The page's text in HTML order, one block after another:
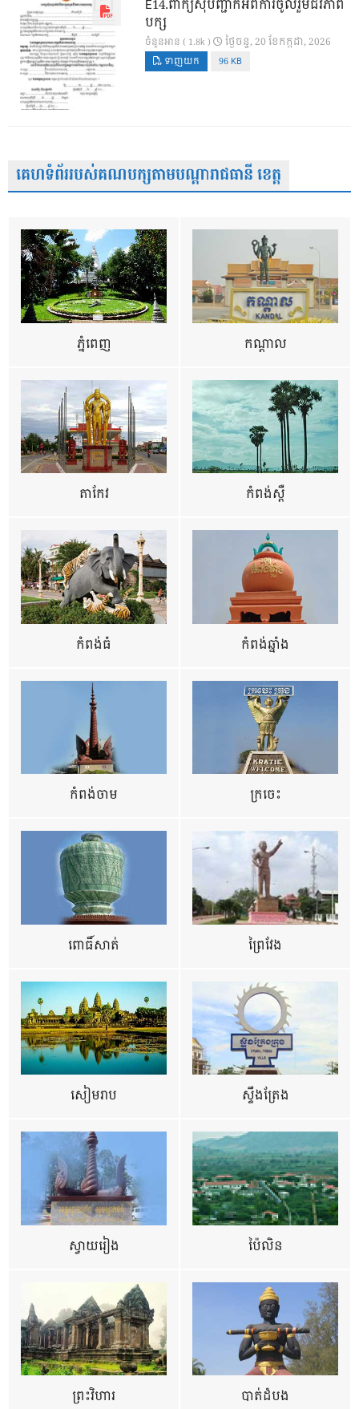
E14.ពាក្យសុំបញ្ជាក់អំពីការចូលរួមជីវភាព
បក្ស
ចំនួនអាន ( 1.8k ) ថ្ងៃ​ចន្ទ, 20 ខែ​កក្កដា, 2026
ទាញយក 96 KB
គេហទំព័ររបស់គណបក្សតាមបណ្តារាជធានី ខេត្ត
ភ្នំពេញ កណ្តាល
តាកែវ កំពង់ស្ពឺ
កំពង់ធំ កំពង់ឆ្នាំង
កំពង់ចាម ក្រចេះ
ពោធិ៍សាត់ ព្រៃវែង
សៀមរាប ស្ទឹងត្រែង
ស្វាយរៀង ប៉ៃលិន
ព្រះវិហារ បាត់ដំបង